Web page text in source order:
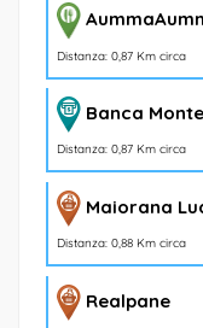
Distanza: 0,87 Km circa
Banca
Distanza: 0,87 Km circa
Maiorana
Distanza: 0,88 Km circa
Realpane